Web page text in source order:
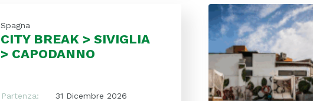
Spagna
CITY BREAK > SIVIGLIA
> CAPODANNO
Partenza:
31 Dicembre 2026